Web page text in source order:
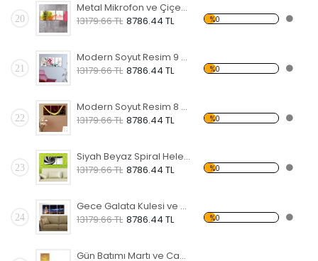
20
Metal Mikrofon ve Çiçek Temalı Kanvas Saat
13179.66 TL 8786.44 TL %0
21
Modern Soyut Resim 9 Kanvas Saat
13179.66 TL 8786.44 TL %0
22
Modern Soyut Resim 8 Kanvas Saat
13179.66 TL 8786.44 TL %0
23
Siyah Beyaz Spiral Helezon Temalı Kanvas Saat
13179.66 TL 8786.44 TL %0
24
Gece Galata Kulesi ve Şehir Temalı Kanvas Saat
13179.66 TL 8786.44 TL %0
Gün Batımı Martı ve Cami Temalı Kanvas Saat